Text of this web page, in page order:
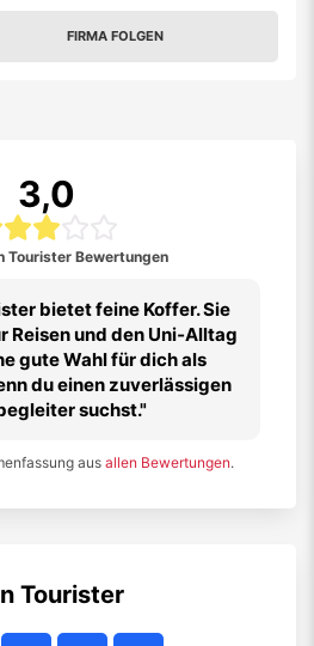
FIRMA FOLGEN
3,0
Tourister Bewertungen
bietet feine Koffer. Sie
Reisen und den Uni‑Alltag
gute Wahl für dich als
du einen zuverlässigen
suchst.
aus allen Bewertungen.
Tourister